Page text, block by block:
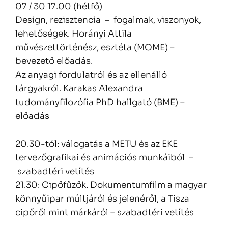
07 / 30 17.00 (hétfő)
Design, rezisztencia – fogalmak, viszonyok,
lehetőségek. Horányi Attila
művészettörténész, esztéta (MOME) –
bevezető előadás.
Az anyagi fordulatról és az ellenálló
tárgyakról. Karakas Alexandra
tudományfilozófia PhD hallgató (BME) –
előadás
20.30-tól: válogatás a METU és az EKE
tervezőgrafikai és animációs munkáiból –
szabadtéri vetítés
21.30: Cipőfűzők. Dokumentumfilm a magyar
könnyűipar múltjáról és jelenéről, a Tisza
cipőről mint márkáról – szabadtéri vetítés